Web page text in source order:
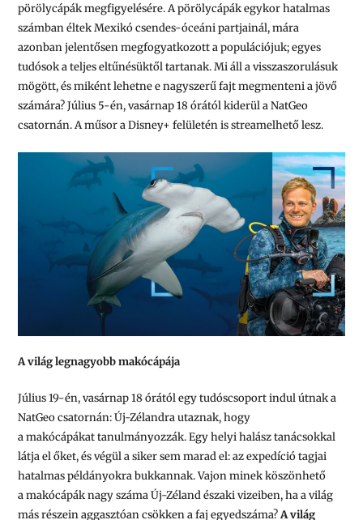
pörölycápák megfigyelésére. A pörölycápák egykor hatalmas
számban éltek Mexikó csendes-óceáni partjainál, mára
azonban jelentősen megfogyatkozott a populációjuk; egyes
tudósok a teljes eltűnésüktől tartanak. Mi áll a visszaszorulásuk
mögött, és miként lehetne e nagyszerű fajt megmenteni a jövő
számára? Július 5-én, vasárnap 18 órától kiderül a NatGeo
csatornán. A műsor a Disney+ felületén is streamelhető lesz.
A világ legnagyobb makócápája
Július 19-én, vasárnap 18 órától egy tudóscsoport indul útnak a
NatGeo csatornán: Új-Zélandra utaznak, hogy
a makócápákat tanulmányozzák. Egy helyi halász tanácsokkal
látja el őket, és végül a siker sem marad el: az expedíció tagjai
hatalmas példányokra bukkannak. Vajon minek köszönhető
a makócápák nagy száma Új-Zéland északi vizeiben, ha a világ
más részein aggasztóan csökken a faj egyedszáma?A világ